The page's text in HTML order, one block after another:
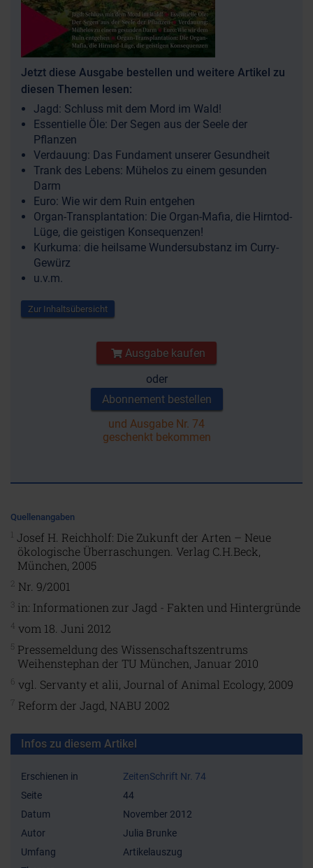
Jetzt diese Ausgabe bestellen und weitere Artikel zu
diesen Themen lesen:
Jagd: Schluss mit dem Mord im Wald!
Essentielle Öle: Der Segen aus der Seele der
Pflanzen
Verdauung: Das Fundament unserer Gesundheit
Trank des Lebens: Mühelos zu einem gesunden
Darm
Euro: Wie wir dem Ruin entgehen
Organ-Transplantation: Die Organ-Mafia, die Hirntod-
Lüge, die geistigen Konsequenzen!
Kurkuma: die heilsame Wundersubstanz im Curry-
Gewürz
u.v.m.
Zur Inhaltsübersicht
Ausgabe kaufen
oder
Abonnement bestellen
und Ausgabe Nr. 74
geschenkt bekommen
Quellenangaben
1 Josef H. Reichholf: Die Zukunft der Arten – Neue
ökologische Überraschungen. Verlag C.H.Beck,
München, 2005
Nr. 9/2001
3 in: Informationen zur Jagd - Fakten und Hintergründe
4 vom 18. Juni 2012
5 Pressemeldung des Wissenschaftszentrums
Weihenstephan der TU München, Januar 2010
6 vgl. Servanty et alii, Journal of Animal Ecology, 2009
Reform der Jagd, NABU 2002
Infos zu diesem Artikel
Erschienen in
ZeitenSchrift Nr. 74
Seite
44
Datum
November 2012
Autor
Julia Brunke
Umfang
Artikelauszug